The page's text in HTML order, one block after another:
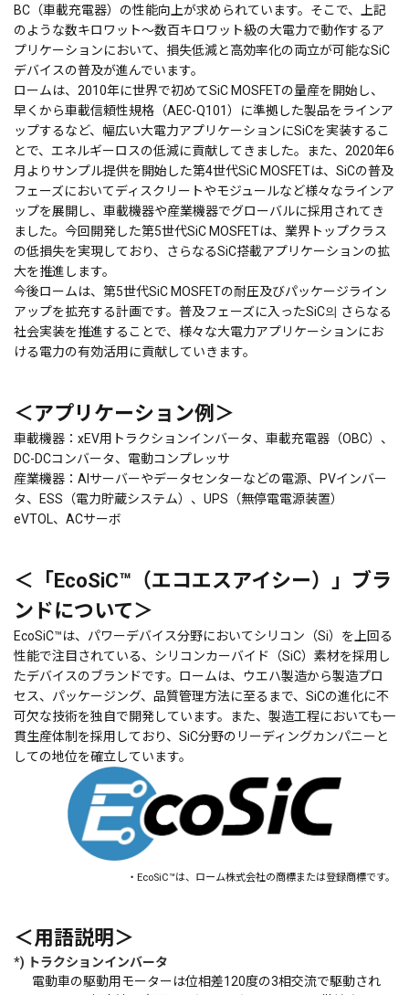
BC（車載充電器）の性能向上が求められています。そこで、上記
のような数キロワット～数百キロワット級の大電力で動作するア
プリケーションにおいて、損失低減と高効率化の両立が可能なSiC
デバイスの普及が進んでいます。
ロームは、2010年に世界で初めてSiC MOSFETの量産を開始し、
早くから車載信頼性規格（AEC-Q101）に準拠した製品をラインア
ップするなど、幅広い大電力アプリケーションにSiCを実装するこ
とで、エネルギーロスの低減に貢献してきました。また、2020年6
月よりサンプル提供を開始した第4世代SiC MOSFETは、SiCの普及
フェーズにおいてディスクリートやモジュールなど様々なラインア
ップを展開し、車載機器や産業機器でグローバルに採用されてき
ました。今回開発した第5世代SiC MOSFETは、業界トップクラス
の低損失を実現しており、さらなるSiC搭載アプリケーションの拡
大を推進します。
今後ロームは、第5世代SiC MOSFETの耐圧及びパッケージライン
アップを拡充する計画です。普及フェーズに入ったSiC의 さらなる
社会実装を推進することで、様々な大電力アプリケーションにお
ける電力の有効活用に貢献していきます。
＜アプリケーション例＞
車載機器：xEV用トラクションインバータ、車載充電器（OBC）、
DC-DCコンバータ、電動コンプレッサ
産業機器：AIサーバーやデータセンターなどの電源、PVインバー
タ、ESS（電力貯蔵システム）、UPS（無停電電源装置）
eVTOL、ACサーボ
＜「EcoSiC™（エコエスアイシー）」ブラ
ンドについて＞
EcoSiC™は、パワーデバイス分野においてシリコン（Si）を上回る
性能で注目されている、シリコンカーバイド（SiC）素材を採用し
たデバイスのブランドです。ロームは、ウエハ製造から製造プロ
セス、パッケージング、品質管理方法に至るまで、SiCの進化に不
可欠な技術を独自で開発しています。また、製造工程においても一
貫生産体制を採用しており、SiC分野のリーディングカンパニーと
しての地位を確立しています。
・EcoSiC™は、ローム株式会社の商標または登録商標です。
＜用語説明＞
*) トラクションインバータ
電動車の駆動用モーターは位相差120度の3相交流で駆動され